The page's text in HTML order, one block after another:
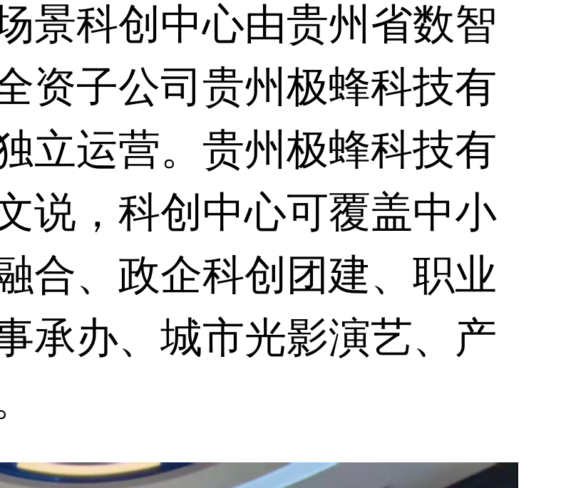
科创中心由贵州省数智
资子公司贵州极蜂科技有
立运营。贵州极蜂科技有
说，科创中心可覆盖中小
合、政企科创团建、职业
承办、城市光影演艺、产